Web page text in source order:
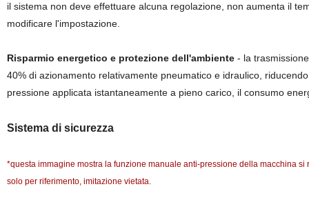
il sistema non deve effettuare alcuna regolazione, non aumenta il
modificare l'impostazione.
Risparmio energetico e protezione dell'ambiente- la
40% di azionamento relativamente pneumatico e idraulico,
pressione applicata istantaneamente a pieno carico, il consumo
Sistema di sicurezza
*questa immagine mostra la funzione manuale anti-pressione della macchina
solo per riferimento, imitazione vietata.